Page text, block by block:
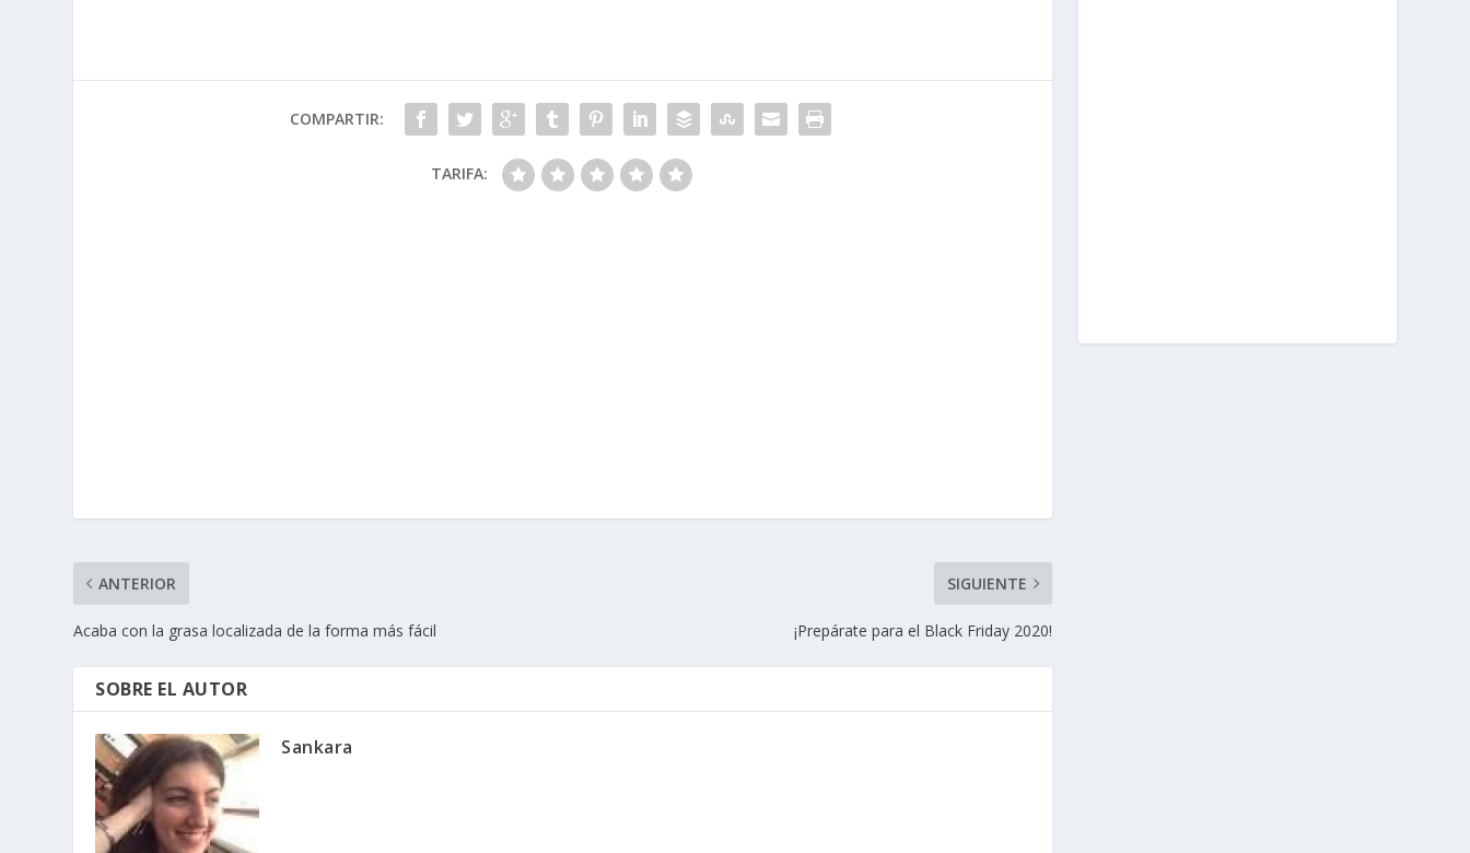
COMPARTIR:
TARIFA:
ANTERIOR
Acaba con la grasa localizada de la forma más fácil
SIGUIENTE
¡Prepárate para el Black Friday 2020!
SOBRE EL AUTOR
Sankara